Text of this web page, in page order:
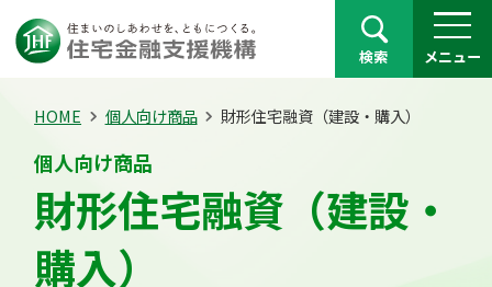
検索 メニュー
HOME 個人向け商品 財形住宅融資（建設・購入）
個人向け商品
財形住宅融資（建設・
購入）